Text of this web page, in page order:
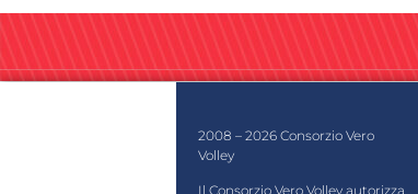
2008 – 2026 Consorzio Vero
Volley
Il Consorzio Vero Volley autorizza